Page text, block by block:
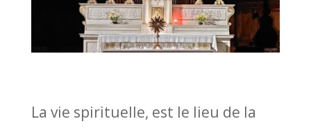
La vie spirituelle, est le lieu de la